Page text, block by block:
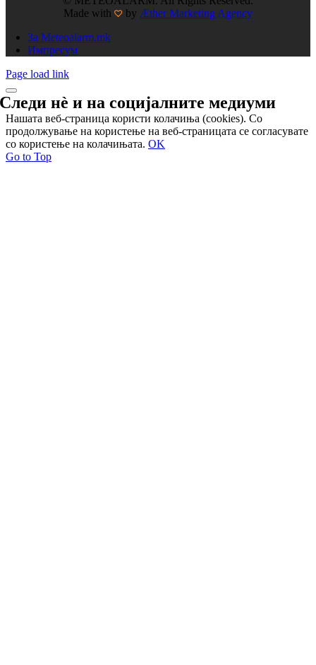
Made with
by Æther Marketing Agency
За Meteoalarm.mk
Импресум
Page load link
Следи нѐ и насоцијалните медиуми
Нашата веб-страница користи колачиња (cookies). Со
продолжување на користење на веб-страницата се согласувате
со користење на колачињата. OK
Go to Top